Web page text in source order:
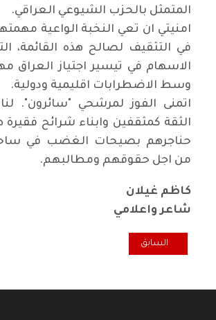
المتمثل بالحزب الشيوعي العراقي.
امنيتي ان تعي النخبة الواعية
في التثقيف لصالح هذه القائمة،
الاسهام في تيسير اجتياز العراق
وسط الاضطرابات اقليمية ودولية.
اتمنى الفوز لمرشحي "سائرون".
الثقة كمثقفين وابناء شرائح
حناجرهم بصيحات الغضب في
من اجل حقوقهم ومطالبهم.
كاظم غيلان
شاعر واعلامي
المقال السابق: سائرون هو الأمل القادم
السابق